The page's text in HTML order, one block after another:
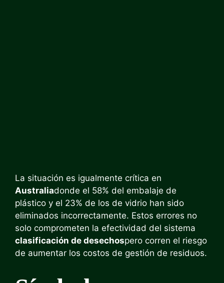
La situación es igualmente crítica en
Australiadonde el 58% del embalaje de
plástico y el 23% de los de vidrio han sido
eliminados incorrectamente. Estos errores no
solo comprometen la efectividad del sistema
clasificación de desechospero corren el riesgo
de aumentar los costos de gestión de residuos.